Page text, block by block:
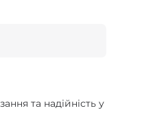
та надійність у